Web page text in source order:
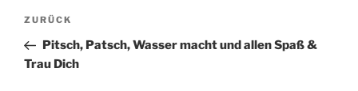
Beitragsnavigation
Vorheriger
Beitrag
ZURÜCK
Pitsch, Patsch, Wasser macht und allen Spaß &
Trau Dich